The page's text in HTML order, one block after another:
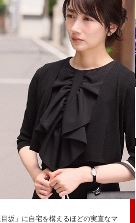
坂」に自宅を構えるほどの実直なマ